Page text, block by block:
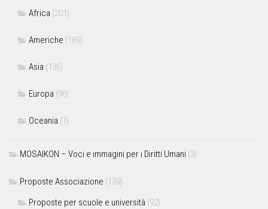
Africa (201)
Americhe (189)
Asia (136)
Europa (96)
Oceania (1)
MOSAIKON – Voci e immagini per i Diritti Umani (3)
Proposte Associazione (139)
Proposte per scuole e università (92)